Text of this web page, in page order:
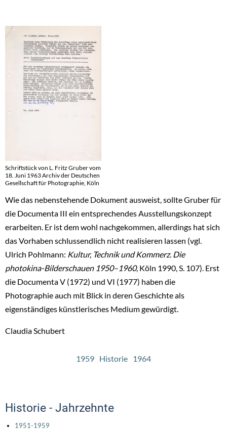
Schriftstück von L. Fritz Gruber vom
18. Juni 1963 Archiv der Deutschen
Gesellschaft für Photographie, Köln
Wie das nebenstehende Dokument ausweist, sollte Gruber für
die Documenta III ein entsprechendes Ausstellungskonzept
erarbeiten. Er ist dem wohl nachgekommen, allerdings hat sich
das Vorhaben schlussendlich nicht realisieren lassen (vgl.
Ulrich Pohlmann: Kultur, Technik und Kommerz. Die
photokina-Bilderschauen 1950–1960, Köln 1990, S. 107). Erst
die Documenta V (1972) und VI (1977) haben die
Photographie auch mit Blick in deren Geschichte als
eigenständiges künstlerisches Medium gewürdigt.
Claudia Schubert
1959 Historie 1964
Historie - Jahrzehnte
1951-1959